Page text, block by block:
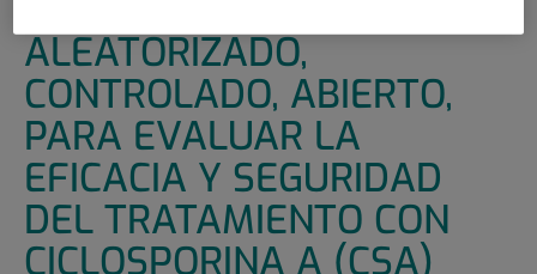
ALEATORIZADO,
CONTROLADO, ABIERTO,
PARA EVALUAR LA
EFICACIA Y SEGURIDAD
DEL TRATAMIENTO CON
CICLOSPORINA A (CSA)